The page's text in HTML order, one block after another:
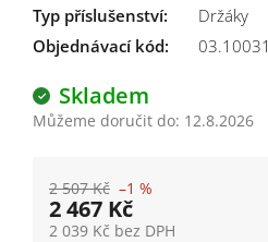
Skladem
Můžeme doručit do: 12.8.2026
Typ příslušenství:
Držáky
Objednávací kód:
2 507 Kč –1 %
2 467 Kč
2 039 Kč bez DPH